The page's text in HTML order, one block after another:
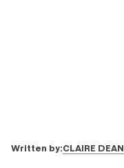
Written by:CLAIRE DEAN